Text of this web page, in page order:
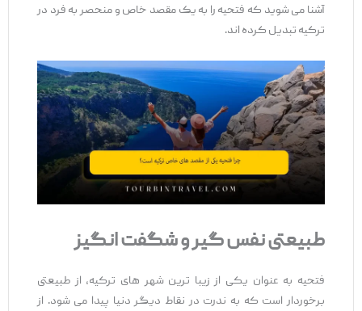
آشنا می‌ شوید که فتحیه را به یک مقصد خاص و منحصر به ‌فرد در
ترکیه تبدیل کرده ‌اند.
طبیعتی نفس‌گیر و شگفت‌انگیز
فتحیه به عنوان یکی از زیبا ترین شهر های ترکیه، از طبیعتی
برخوردار است که به ‌ندرت در نقاط دیگر دنیا پیدا می ‌شود. از